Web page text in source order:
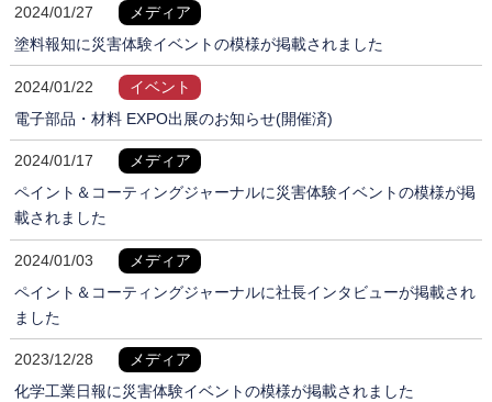
2024/01/27
メディア
塗料報知に災害体験イベントの模様が掲載されました
2024/01/22
イベント
電子部品・材料 EXPO出展のお知らせ(開催済)
2024/01/17
メディア
ペイント＆コーティングジャーナルに災害体験イベントの模様が掲
載されました
2024/01/03
メディア
ペイント＆コーティングジャーナルに社長インタビューが掲載され
ました
2023/12/28
メディア
化学工業日報に災害体験イベントの模様が掲載されました